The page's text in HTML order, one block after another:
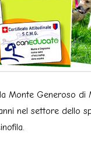
Monte Generoso di
nel settore dello